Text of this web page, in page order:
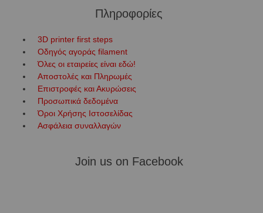
Πληροφορίες
3D printer first steps
Οδηγός αγοράς filament
Όλες οι εταιρείες είναι εδώ!
Αποστολές και Πληρωμές
Επιστροφές και Ακυρώσεις
Προσωπικά δεδομένα
Όροι Χρήσης Ιστοσελίδας
Ασφάλεια συναλλαγών
Join us on Facebook